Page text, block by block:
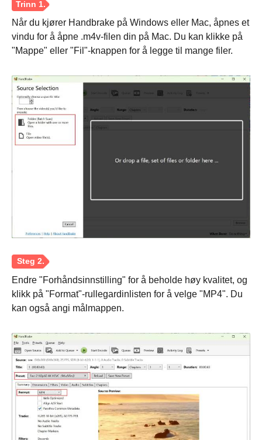
Trinn 3.
Når du kjører Handbrake på Windows eller Mac, åpnes et
vindu for å åpne .m4v-filen din på Mac. Du kan klikke på
"Mappe" eller "Fil"-knappen for å legge til mange filer.
Endre "Forhåndsinnstilling" for å beholde høy kvalitet, og
klikk på "Format"-rullegardinlisten for å velge "MP4". Du
kan også angi målmappen.